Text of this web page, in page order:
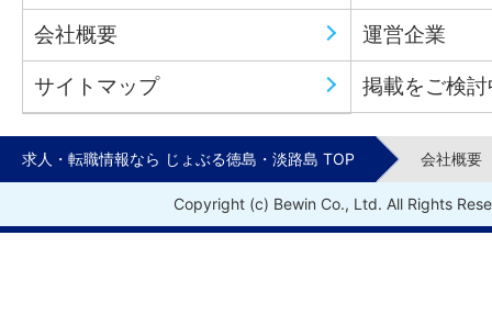
会社概要 運営企業
サイトマップ 掲載をご検
求人・転職情報なら じょぶる徳島・淡路島 TOP 会社概要
Copyright (c) Bewin Co., Ltd. All Rights